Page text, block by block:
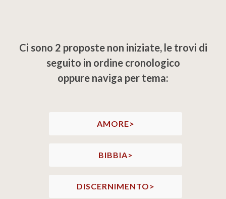
Ci sono 2 proposte non iniziate, le trovi di
seguito in ordine cronologico
oppure naviga per tema:
AMORE>
BIBBIA>
DISCERNIMENTO>